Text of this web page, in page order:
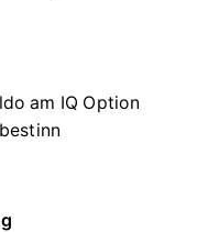
am IQ Option